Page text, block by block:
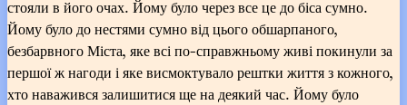
стояли в його очах. Йому було через все це до біса сумно.
Йому було до нестями сумно від цього обшарпаного,
безбарвного Міста, яке всі по-справжньому живі покинули за
першої ж нагоди і яке висмоктувало рештки життя з кожного,
хто наважився залишитися ще на деякий час. Йому було